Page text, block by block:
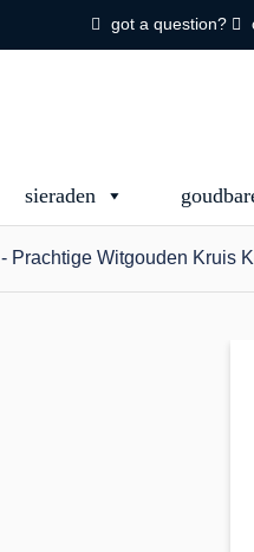
got a question?
sieraden
- Prachtige Witgouden Kruis